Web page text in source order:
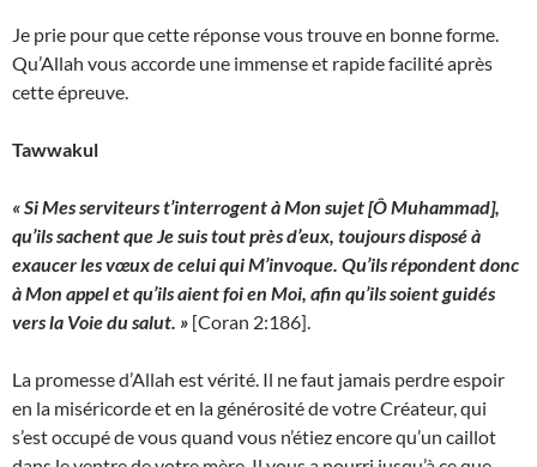
Je prie pour que cette réponse vous trouve en bonne forme.
Qu’Allah vous accorde une immense et rapide facilité après
cette épreuve.
Tawwakul
« Si Mes serviteurs t’interrogent à Mon sujet [Ô Muhammad],
qu’ils sachent que Je suis tout près d’eux, toujours disposé à
exaucer les vœux de celui qui M’invoque. Qu’ils répondent donc
à Mon appel et qu’ils aient foi en Moi, afin qu’ils soient guidés
vers la Voie du salut. » [Coran 2:186].
La promesse d’Allah est vérité. Il ne faut jamais perdre espoir
en la miséricorde et en la générosité de votre Créateur, qui
s’est occupé de vous quand vous n’étiez encore qu’un caillot